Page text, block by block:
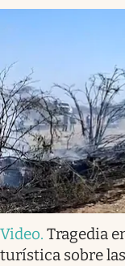
Video. Tragedia
turística sobre